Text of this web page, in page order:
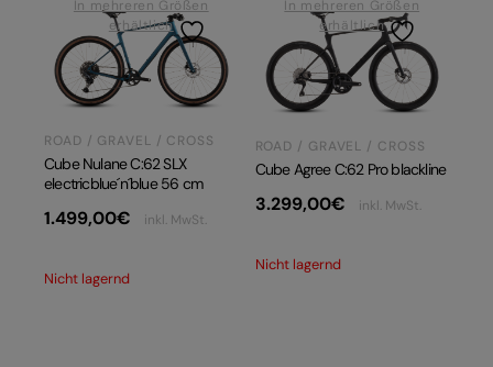
In mehreren Größen
erhältlich
ROAD / GRAVEL / CROSS
Cube Nulane C:62 SLX
electricblue´n´blue 56 cm
1.499,00€ inkl. MwSt.
Nicht lagernd
In mehreren Größen
erhältlich
ROAD / GRAVEL / CROSS
Cube Agree C:62 Pro blackline
3.299,00€ inkl. MwSt.
Nicht lagernd